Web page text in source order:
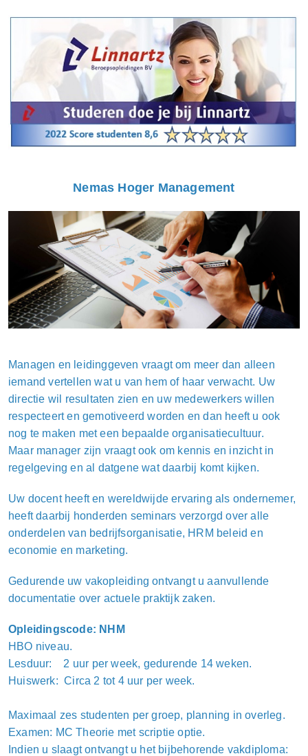
Nemas Hoger Management
Managen en leidinggeven vraagt om meer dan alleen
iemand vertellen wat u van hem of haar verwacht. Uw
directie wil resultaten zien en uw medewerkers willen
respecteert en gemotiveerd worden en dan heeft u ook
nog te maken met een bepaalde organisatiecultuur.
Maar manager zijn vraagt ook om kennis en inzicht in
regelgeving en al datgene wat daarbij komt kijken.
Uw docent heeft en wereldwijde ervaring als ondernemer,
heeft daarbij honderden seminars verzorgd over alle
onderdelen van bedrijfsorganisatie, HRM beleid en
economie en marketing.
Gedurende uw vakopleiding ontvangt u aanvullende
documentatie over actuele praktijk zaken.
Opleidingscode: NHM
HBO niveau.
Lesduur: 2 uur per week, gedurende 14 weken.
Huiswerk: Circa 2 tot 4 uur per week.
Maximaal zes studenten per groep, planning in overleg.
Examen: MC Theorie met scriptie optie.
Indien u slaagt ontvangt u het bijbehorende vakdiploma: